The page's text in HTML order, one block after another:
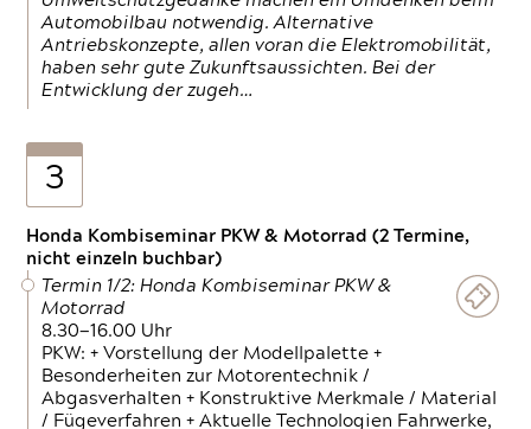
Automobilbau notwendig. Alternative
Antriebskonzepte, allen voran die Elektromobilität,
haben sehr gute Zukunftsaussichten. Bei der
Entwicklung der zugeh…
3
Honda Kombiseminar PKW & Motorrad (2 Termine,
nicht einzeln buchbar)
Termin 1/2: Honda Kombiseminar PKW &
Motorrad
8.30—16.00 Uhr
PKW: + Vorstellung der Modellpalette +
Besonderheiten zur Motorentechnik /
Abgasverhalten + Konstruktive Merkmale / Material
/ Fügeverfahren + Aktuelle Technologien Fahrwerke,